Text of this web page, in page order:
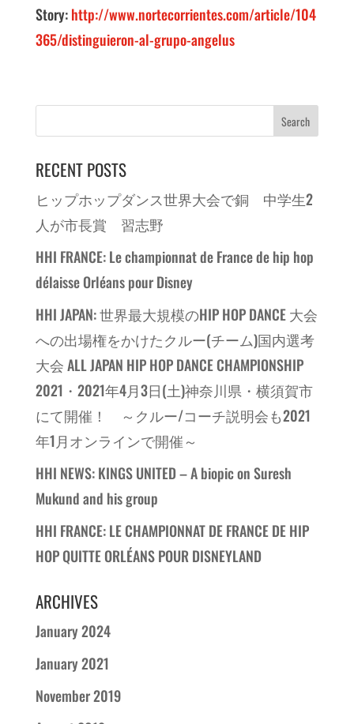
Story:http://www.nortecorrientes.com/article/104
365/distinguieron-al-grupo-angelus
RECENT POSTS
ヒップホップダンス世界大会で銅 中学生2
人が市長賞 習志野
HHI FRANCE: Le championnat de France de hip hop
délaisse Orléans pour Disney
HHI JAPAN: 世界最大規模のHIP HOP DANCE 大会
への出場権をかけたクルー(チーム)国内選考
大会 ALL JAPAN HIP HOP DANCE CHAMPIONSHIP
2021・2021年4月3日(土)神奈川県・横須賀市
にて開催！ ～クルー/コーチ説明会も2021
年1月オンラインで開催～
HHI NEWS: KINGS UNITED – A biopic on Suresh
Mukund and his group
HHI FRANCE: LE CHAMPIONNAT DE FRANCE DE HIP
HOP QUITTE ORLÉANS POUR DISNEYLAND
ARCHIVES
January 2024
January 2021
November 2019